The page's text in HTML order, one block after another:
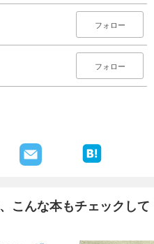
フォロー
フォロー
こんな本もチェックして